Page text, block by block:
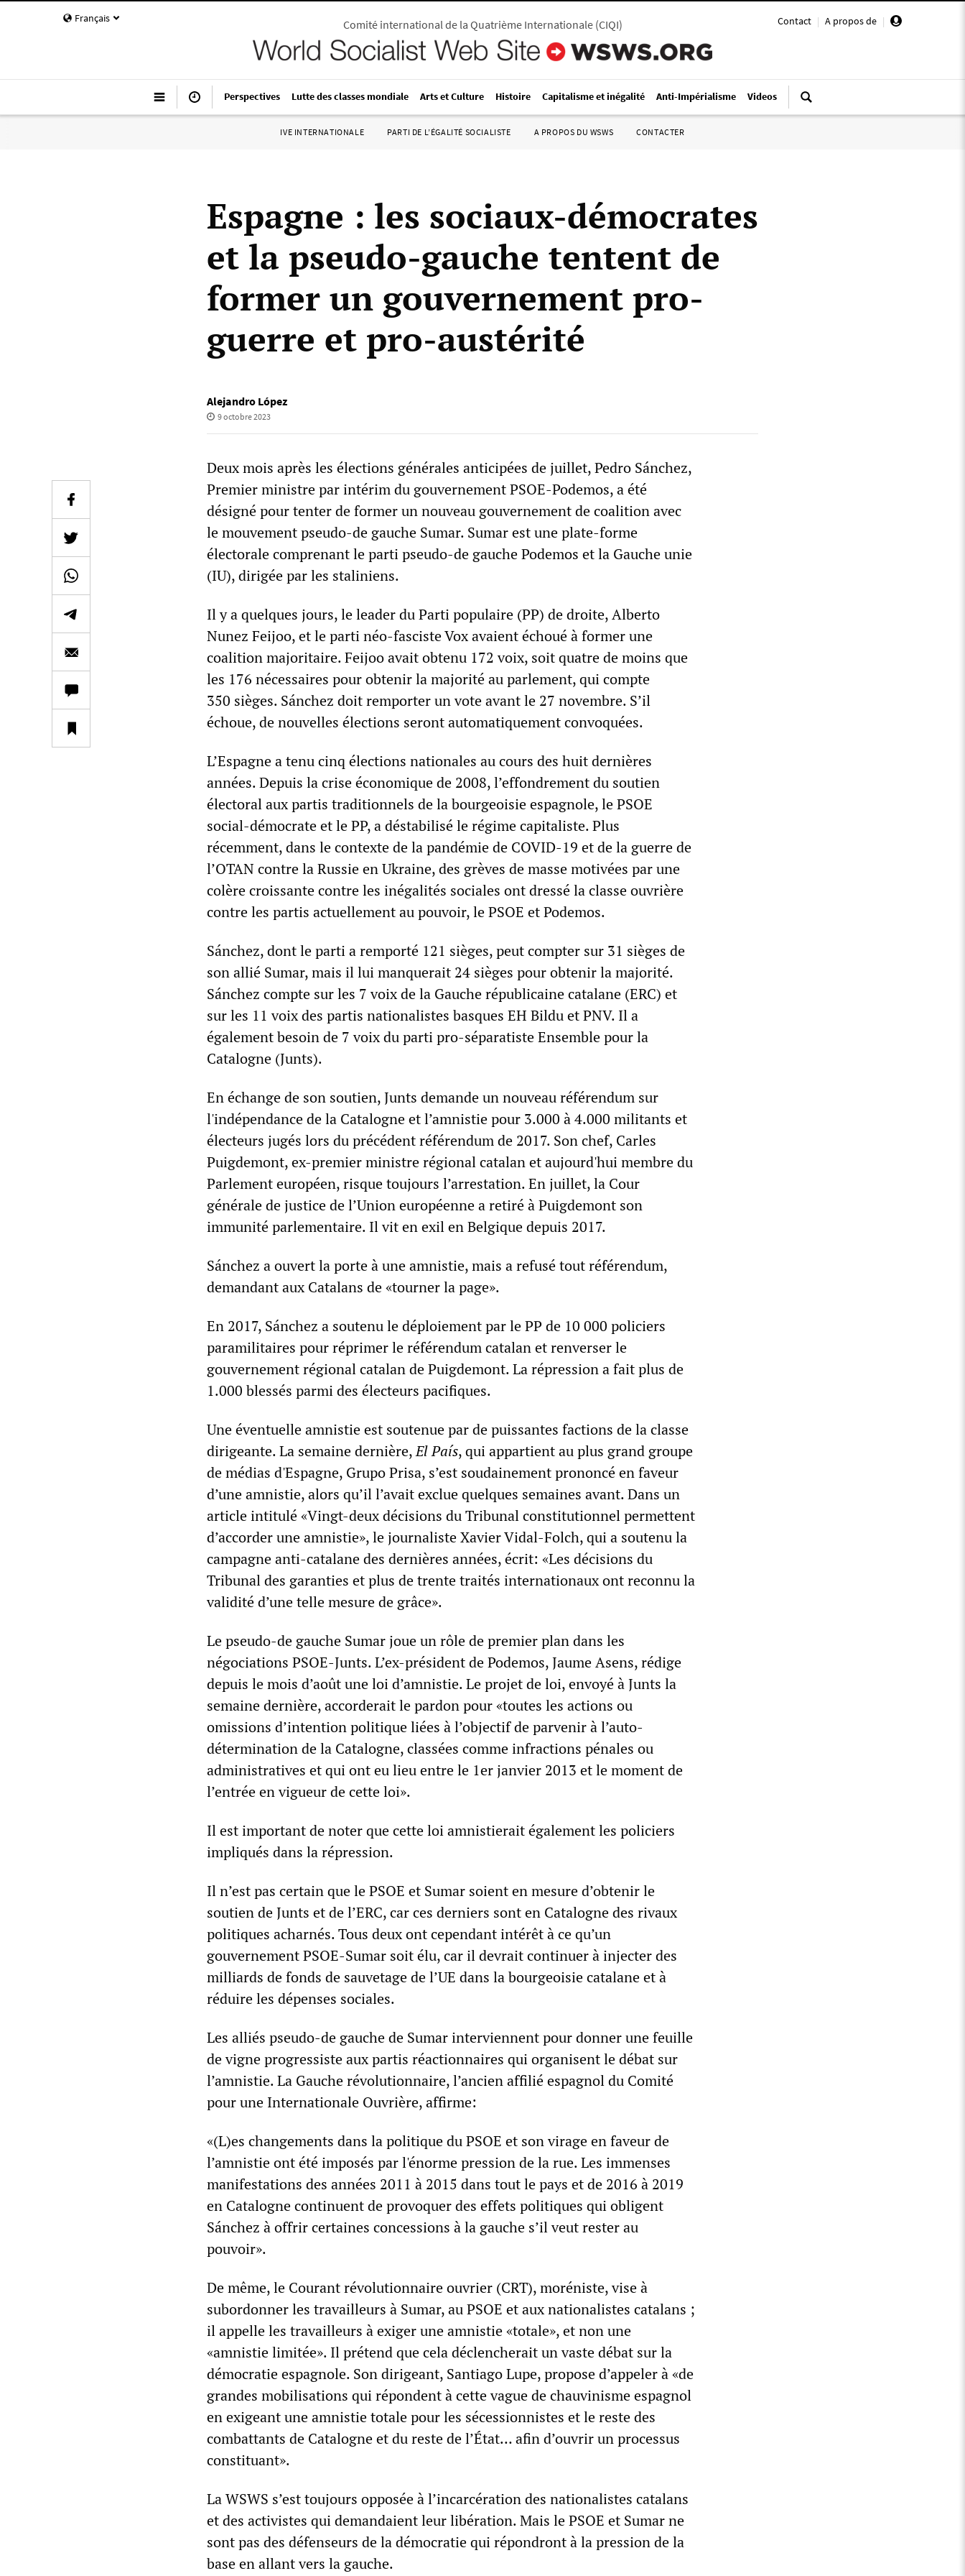
Français Contact | A propos de |
Comité international de la Quatrième Internationale(CIQI)
Perspectives Lutte des classes mondiale Arts et Culture Histoire Capitalisme et inégalité Anti-Impérialisme Videos
IVE INTERNATIONALE PARTI DE L’ÉGALITÉ SOCIALISTE A PROPOS DU WSWS CONTACTER
Espagne : les sociaux-démocrates
et la pseudo-gauche tentent de
former un gouvernement pro-
guerre et pro-austérité
Alejandro López
9 octobre 2023
Deux mois après les élections générales anticipées de juillet, Pedro Sánchez,
Premier ministre par intérim du gouvernement PSOE-Podemos, a été
désigné pour tenter de former un nouveau gouvernement de coalition avec
le mouvement pseudo-de gauche Sumar. Sumar est une plate-forme
électorale comprenant le parti pseudo-de gauche Podemos et la Gauche unie
(IU), dirigée par les staliniens.
Il y a quelques jours, le leader du Parti populaire (PP) de droite, Alberto
Nunez Feijoo, et le parti néo-fasciste Vox avaient échoué à former une
coalition majoritaire. Feijoo avait obtenu 172 voix, soit quatre de moins que
les 176 nécessaires pour obtenir la majorité au parlement, qui compte
350 sièges. Sánchez doit remporter un vote avant le 27 novembre. S’il
échoue, de nouvelles élections seront automatiquement convoquées.
L’Espagne a tenu cinq élections nationales au cours des huit dernières
années. Depuis la crise économique de 2008, l’effondrement du soutien
électoral aux partis traditionnels de la bourgeoisie espagnole, le PSOE
social-démocrate et le PP, a déstabilisé le régime capitaliste. Plus
récemment, dans le contexte de la pandémie de COVID-19 et de la guerre de
l’OTAN contre la Russie en Ukraine, des grèves de masse motivées par une
colère croissante contre les inégalités sociales ont dressé la classe ouvrière
contre les partis actuellement au pouvoir, le PSOE et Podemos.
Sánchez, dont le parti a remporté 121 sièges, peut compter sur 31 sièges de
son allié Sumar, mais il lui manquerait 24 sièges pour obtenir la majorité.
Sánchez compte sur les 7 voix de la Gauche républicaine catalane (ERC) et
sur les 11 voix des partis nationalistes basques EH Bildu et PNV. Il a
également besoin de 7 voix du parti pro-séparatiste Ensemble pour la
Catalogne (Junts).
En échange de son soutien, Junts demande un nouveau référendum sur
l'indépendance de la Catalogne et l’amnistie pour 3.000 à 4.000 militants et
électeurs jugés lors du précédent référendum de 2017. Son chef, Carles
Puigdemont, ex-premier ministre régional catalan et aujourd'hui membre du
Parlement européen, risque toujours l’arrestation. En juillet, la Cour
générale de justice de l’Union européenne a retiré à Puigdemont son
immunité parlementaire. Il vit en exil en Belgique depuis 2017.
Sánchez a ouvert la porte à une amnistie, mais a refusé tout référendum,
demandant aux Catalans de «tourner la page».
En 2017, Sánchez a soutenu le déploiement par le PP de 10 000 policiers
paramilitaires pour réprimer le référendum catalan et renverser le
gouvernement régional catalan de Puigdemont. La répression a fait plus de
1.000 blessés parmi des électeurs pacifiques.
Une éventuelle amnistie est soutenue par de puissantes factions de la classe
dirigeante. La semaine dernière,El País, qui appartient au plus grand groupe
de médias d'Espagne, Grupo Prisa, s’est soudainement prononcé en faveur
d’une amnistie, alors qu’il l’avait exclue quelques semaines avant. Dans un
article intitulé «Vingt-deux décisions du Tribunal constitutionnel permettent
d’accorder une amnistie», le journaliste Xavier Vidal-Folch, qui a soutenu la
campagne anti-catalane des dernières années, écrit: «Les décisions du
Tribunal des garanties et plus de trente traités internationaux ont reconnu la
validité d’une telle mesure de grâce».
Le pseudo-de gauche Sumar joue un rôle de premier plan dans les
négociations PSOE-Junts. L’ex-président de Podemos, Jaume Asens, rédige
depuis le mois d’août une loi d’amnistie. Le projet de loi, envoyé à Junts la
semaine dernière, accorderait le pardon pour «toutes les actions ou
omissions d’intention politique liées à l’objectif de parvenir à l’auto-
détermination de la Catalogne, classées comme infractions pénales ou
administratives et qui ont eu lieu entre le 1er janvier 2013 et le moment de
l’entrée en vigueur de cette loi».
Il est important de noter que cette loi amnistierait également les policiers
impliqués dans la répression.
Il n’est pas certain que le PSOE et Sumar soient en mesure d’obtenir le
soutien de Junts et de l’ERC, car ces derniers sont en Catalogne des rivaux
politiques acharnés. Tous deux ont cependant intérêt à ce qu’un
gouvernement PSOE-Sumar soit élu, car il devrait continuer à injecter des
milliards de fonds de sauvetage de l’UE dans la bourgeoisie catalane et à
réduire les dépenses sociales.
Les alliés pseudo-de gauche de Sumar interviennent pour donner une feuille
de vigne progressiste aux partis réactionnaires qui organisent le débat sur
l’amnistie. La Gauche révolutionnaire, l’ancien affilié espagnol du Comité
pour une Internationale Ouvrière, affirme:
«(L)es changements dans la politique du PSOE et son virage en faveur de
l’amnistie ont été imposés par l'énorme pression de la rue. Les immenses
manifestations des années 2011 à 2015 dans tout le pays et de 2016 à 2019
en Catalogne continuent de provoquer des effets politiques qui obligent
Sánchez à offrir certaines concessions à la gauche s’il veut rester au
pouvoir».
De même, le Courant révolutionnaire ouvrier (CRT), moréniste, vise à
subordonner les travailleurs à Sumar, au PSOE et aux nationalistes catalans ;
il appelle les travailleurs à exiger une amnistie «totale», et non une
«amnistie limitée». Il prétend que cela déclencherait un vaste débat sur la
démocratie espagnole. Son dirigeant, Santiago Lupe, propose d’appeler à «de
grandes mobilisations qui répondent à cette vague de chauvinisme espagnol
en exigeant une amnistie totale pour les sécessionnistes et le reste des
combattants de Catalogne et du reste de l’État… afin d’ouvrir un processus
constituant».
La WSWS s’est toujours opposée à l’incarcération des nationalistes catalans
et des activistes qui demandaient leur libération. Mais le PSOE et Sumar ne
sont pas des défenseurs de la démocratie qui répondront à la pression de la
base en allant vers la gauche.